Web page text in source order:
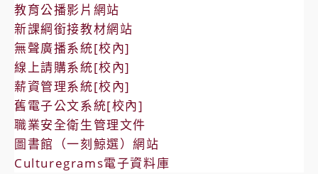
教育公播影片網站
新課綱銜接教材網站
無聲廣播系統[校內]
線上請購系統[校內]
薪資管理系統[校內]
舊電子公文系統[校內]
職業安全衛生管理文件
圖書館（一刻鯨選）網站
Culturegrams電子資料庫